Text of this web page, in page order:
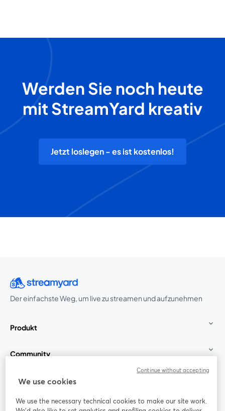
Werden Sie noch heute
mit StreamYard kreativ
Jetzt loslegen - es ist kostenlos!
Der einfachste Weg, um live zu streamen und aufzunehmen
Produkt
Community
StreamYard für
Mitmachen
We use cookies
We use the necessary technical cookies to make our site work.
Continue without accepting